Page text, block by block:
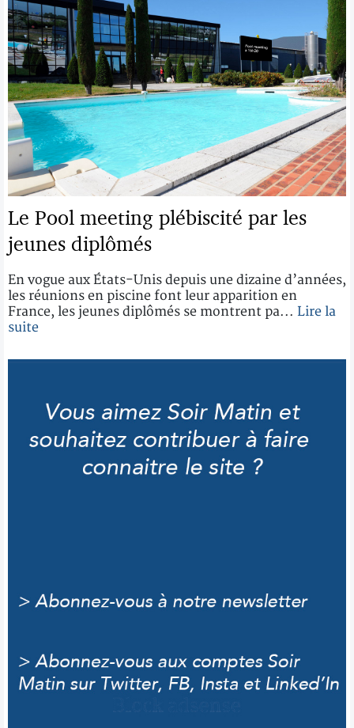
Le Pool meeting plébiscité par les
jeunes diplômés
En vogue aux États-Unis depuis une dizaine d’années,
les réunions en piscine font leur apparition en
France, les jeunes diplômés se montrent pa... Lire la
suite